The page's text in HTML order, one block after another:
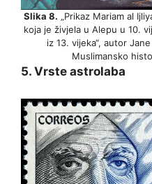
Slika 8. „Prikaz Mariam al
koja je živjela u Alepu u 10.
iz 13. vijeka“, autor
Muslimansko
5. Vrste astrolaba